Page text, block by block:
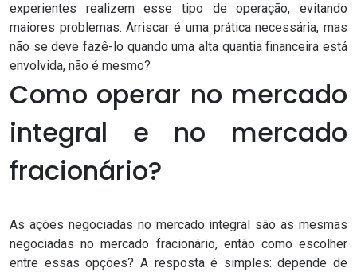
experientes realizem esse tipo de operação, evitando
maiores problemas. Arriscar é uma prática necessária, mas
não se deve fazê-lo quando uma alta quantia financeira está
envolvida, não é mesmo?
Como operar no mercado
integral e no mercado
fracionário?
As ações negociadas no mercado integral são as mesmas
negociadas no mercado fracionário, então como escolher
entre essas opções? A resposta é simples: depende de